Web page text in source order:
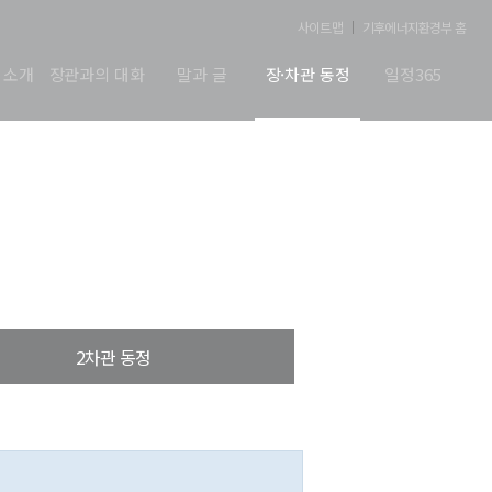
사이트맵 기후에너지환경부 홈
개 장관과의 대화 말과 글 장·차관 동정 일정365
2차관 동정